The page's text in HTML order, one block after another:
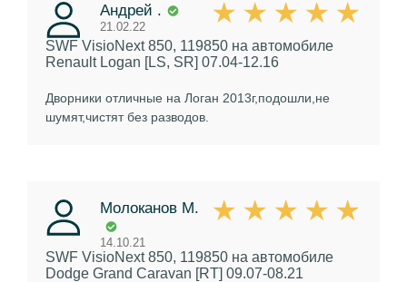
Андрей .
21.02.22
SWF VisioNext 850, 119850 на автомобиле
Renault Logan [LS, SR] 07.04-12.16
Дворники отличные на Логан 2013г,подошли,не
шумят,чистят без разводов.
Молоканов М.
14.10.21
SWF VisioNext 850, 119850 на автомобиле
Dodge Grand Caravan [RT] 09.07-08.21